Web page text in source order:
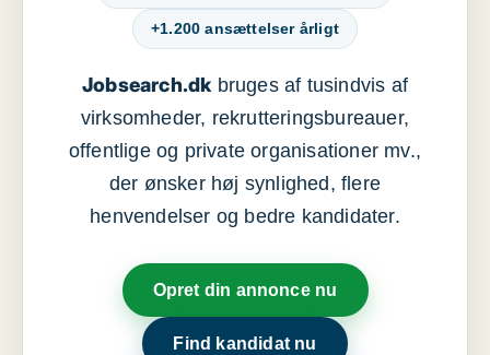
+1.200 ansættelser årligt
Jobsearch.dkbruges af tusindvis af
virksomheder, rekrutteringsbureauer,
offentlige og private organisationer mv.,
der ønsker høj synlighed, flere
henvendelser og bedre kandidater.
Opret din annonce nu
Find kandidat nu